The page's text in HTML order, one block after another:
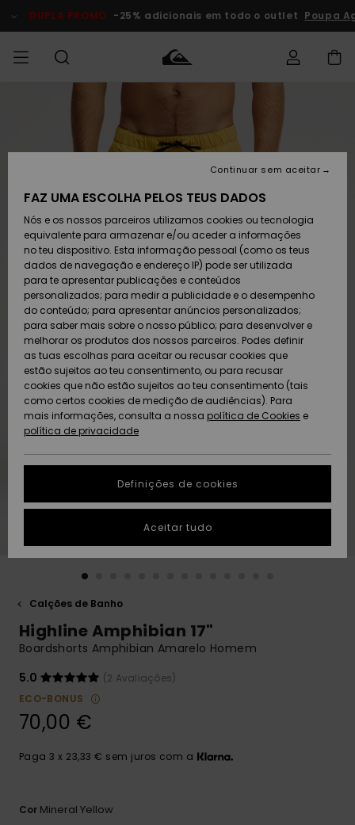
do
DUPLA PROMO -25% adicionais em todo o outlet Poupa
Calçado e
chinelos
Surfe/água
Snow
Artigos
recém-
chegados
Coleções
MENINO
Calçado e
chinelos
Surfe/água
Neve
Artigos
recém-
chegados
Highlights
MULHER
chegados
Highlights
Snow
SURF
Crianças
Highlights
Community
SNOW
Homem
Artigos
Criança
Snow Shop
Feminino
Highlights
Community
DUPLA
PROMO
Criança
Outlet
Mulher
AJUDA
Devoluções
Pagamento
Cartão
presente
Quiksilver
Freedom
Protecção de
dados
Guia de
tamanhos
conversa para
obteres a
resposta mais
conversa
respostas
para as
formulário de
SUSTAINABILITY
PRESENTE
DESEJO
Calções de Banho
Highline Amphibian 17"
Boardshorts Amphibian Amarelo Homem
5.0
(2 Avaliações)
ECO-BONUS
70,00 €
Paga 3 x 23,33 € sem juros com a
Cor Mineral Yellow
FAZ UMA ESCOLHA PELOS TEUS DADOS
Nós e os nossos parceiros utilizamos cookies ou tecnologia
equivalente para armazenar e/ou aceder a informações
no teu dispositivo. Esta informação pessoal (como os teus
dados de navegação e endereço IP) pode ser utilizada
para te apresentar publicações e conteúdos
personalizados; para medir a publicidade e o desempenho
do conteúdo; para apresentar anúncios personalizados;
para saber mais sobre o nosso público; para desenvolver e
melhorar os produtos dos nossos parceiros. Podes definir
as tuas escolhas para aceitar ou recusar cookies que
estão sujeitos ao teu consentimento, ou para recusar
cookies que não estão sujeitos ao teu consentimento (tais
como certos cookies de medição de audiências). Para
mais informações, consulta a nossa política de Cookies e
política de privacidade
Definições de cookies
Continuar sem aceitar
Aceitar tudo